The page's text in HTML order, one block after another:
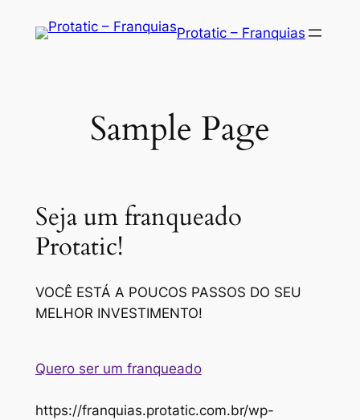
Protatic – Franquias
Sample Page
Seja um franqueado
Protatic!
VOCÊ ESTÁ A POUCOS PASSOS DO SEU
MELHOR INVESTIMENTO!
Quero ser um franqueado
https://franquias.protatic.com.br/wp-